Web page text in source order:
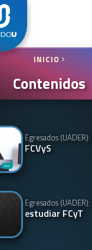
INICIO
Contenidos
Egresados (UADER):
FCVyS
Egresados (UADER):
estudiar FCyT